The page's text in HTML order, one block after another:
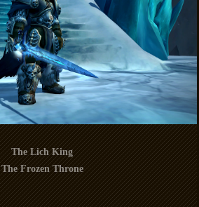
The Lich King
The Frozen Throne